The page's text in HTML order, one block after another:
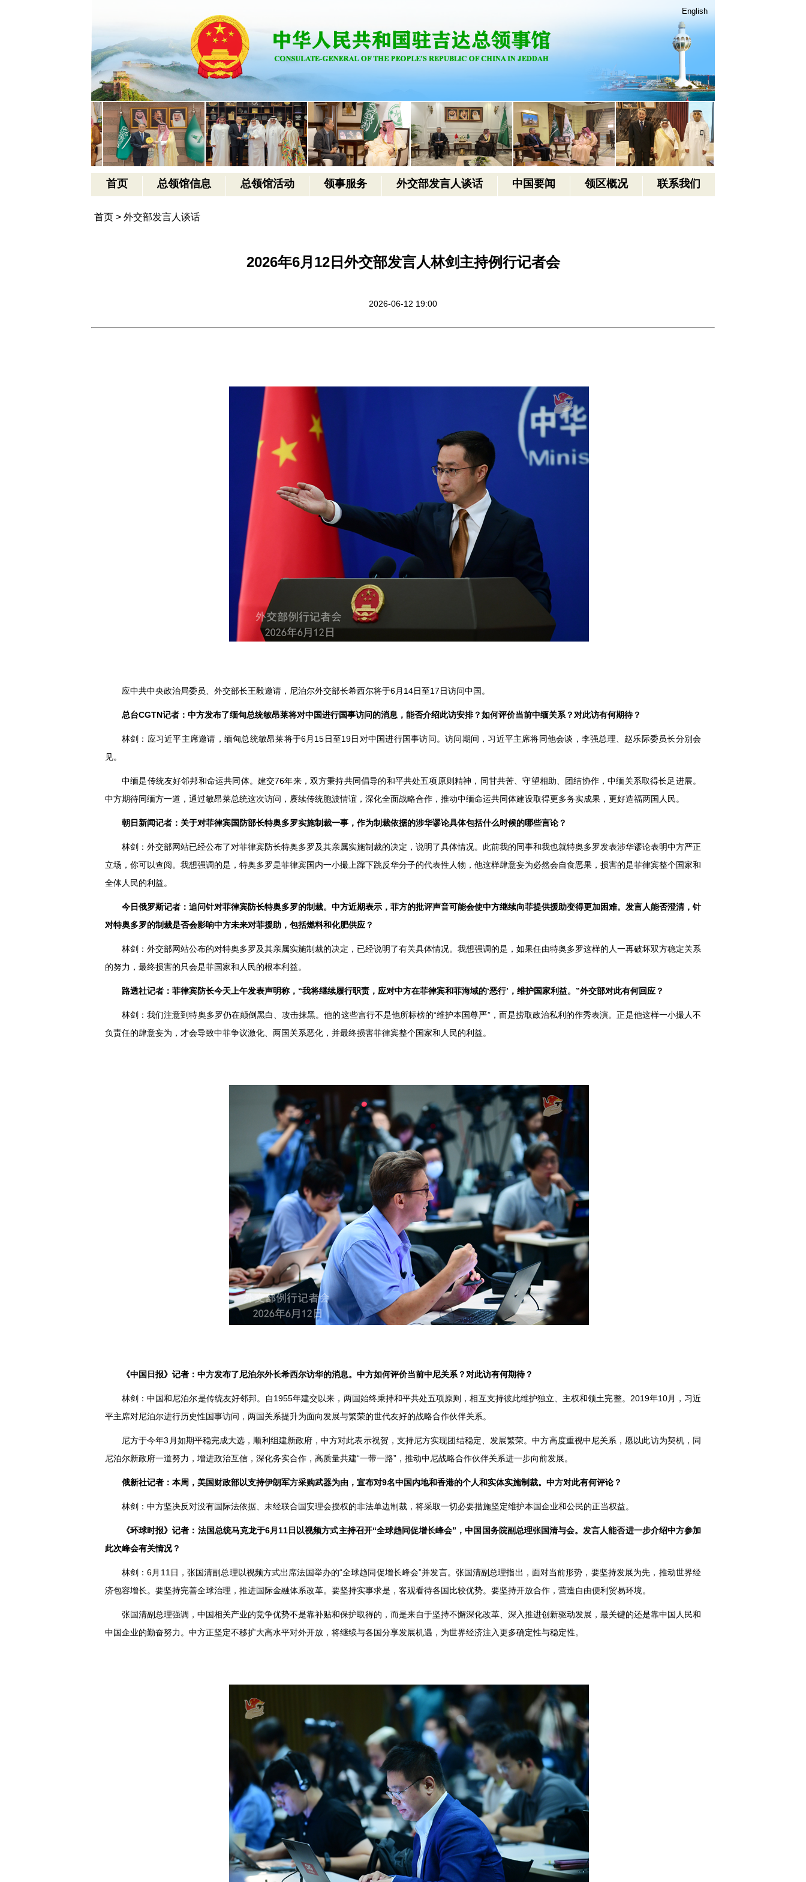
English
首页 总领馆信息 总领馆活动 领事服务 外交部发言人谈话 中国要闻 领区概况 联系我们
首页 > 外交部发言人谈话
2026年6月12日外交部发言人林剑主持例行记者会
2026-06-12 19:00
应中共中央政治局委员、外交部长王毅邀请，尼泊尔外交部长希西尔将于6月14日至17日访问中国。
总台CGTN记者：中方发布了缅甸总统敏昂莱将对中国进行国事访问的消息，能否介绍此访安排？如何评价当前中缅关系？对此访有何期待？
林剑：应习近平主席邀请，缅甸总统敏昂莱将于6月15日至19日对中国进行国事访问。访问期间，习近平主席将同他会谈，李强总理、赵乐际委员长分别会
见。
中缅是传统友好邻邦和命运共同体。建交76年来，双方秉持共同倡导的和平共处五项原则精神，同甘共苦、守望相助、团结协作，中缅关系取得长足进展。
中方期待同缅方一道，通过敏昂莱总统这次访问，赓续传统胞波情谊，深化全面战略合作，推动中缅命运共同体建设取得更多务实成果，更好造福两国人民。
朝日新闻记者：关于对菲律宾国防部长特奥多罗实施制裁一事，作为制裁依据的涉华谬论具体包括什么时候的哪些言论？
林剑：外交部网站已经公布了对菲律宾防长特奥多罗及其亲属实施制裁的决定，说明了具体情况。此前我的同事和我也就特奥多罗发表涉华谬论表明中方严正
立场，你可以查阅。我想强调的是，特奥多罗是菲律宾国内一小撮上蹿下跳反华分子的代表性人物，他这样肆意妄为必然会自食恶果，损害的是菲律宾整个国家和
全体人民的利益。
今日俄罗斯记者：追问针对菲律宾防长特奥多罗的制裁。中方近期表示，菲方的批评声音可能会使中方继续向菲提供援助变得更加困难。发言人能否澄清，针
对特奥多罗的制裁是否会影响中方未来对菲援助，包括燃料和化肥供应？
林剑：外交部网站公布的对特奥多罗及其亲属实施制裁的决定，已经说明了有关具体情况。我想强调的是，如果任由特奥多罗这样的人一再破坏双方稳定关系
的努力，最终损害的只会是菲国家和人民的根本利益。
路透社记者：菲律宾防长今天上午发表声明称，“我将继续履行职责，应对中方在菲律宾和菲海域的‘恶行’，维护国家利益。”外交部对此有何回应？
林剑：我们注意到特奥多罗仍在颠倒黑白、攻击抹黑。他的这些言行不是他所标榜的“维护本国尊严”，而是捞取政治私利的作秀表演。正是他这样一小撮人不
负责任的肆意妄为，才会导致中菲争议激化、两国关系恶化，并最终损害菲律宾整个国家和人民的利益。
《中国日报》记者：中方发布了尼泊尔外长希西尔访华的消息。中方如何评价当前中尼关系？对此访有何期待？
林剑：中国和尼泊尔是传统友好邻邦。自1955年建交以来，两国始终秉持和平共处五项原则，相互支持彼此维护独立、主权和领土完整。2019年10月，习近
平主席对尼泊尔进行历史性国事访问，两国关系提升为面向发展与繁荣的世代友好的战略合作伙伴关系。
尼方于今年3月如期平稳完成大选，顺利组建新政府，中方对此表示祝贺，支持尼方实现团结稳定、发展繁荣。中方高度重视中尼关系，愿以此访为契机，同
尼泊尔新政府一道努力，增进政治互信，深化务实合作，高质量共建“一带一路”，推动中尼战略合作伙伴关系进一步向前发展。
俄新社记者：本周，美国财政部以支持伊朗军方采购武器为由，宣布对9名中国内地和香港的个人和实体实施制裁。中方对此有何评论？
林剑：中方坚决反对没有国际法依据、未经联合国安理会授权的非法单边制裁，将采取一切必要措施坚定维护本国企业和公民的正当权益。
《环球时报》记者：法国总统马克龙于6月11日以视频方式主持召开“全球趋同促增长峰会”，中国国务院副总理张国清与会。发言人能否进一步介绍中方参加
此次峰会有关情况？
林剑：6月11日，张国清副总理以视频方式出席法国举办的“全球趋同促增长峰会”并发言。张国清副总理指出，面对当前形势，要坚持发展为先，推动世界经
济包容增长。要坚持完善全球治理，推进国际金融体系改革。要坚持实事求是，客观看待各国比较优势。要坚持开放合作，营造自由便利贸易环境。
张国清副总理强调，中国相关产业的竞争优势不是靠补贴和保护取得的，而是来自于坚持不懈深化改革、深入推进创新驱动发展，最关键的还是靠中国人民和
中国企业的勤奋努力。中方正坚定不移扩大高水平对外开放，将继续与各国分享发展机遇，为世界经济注入更多确定性与稳定性。